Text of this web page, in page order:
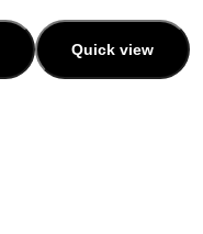
Quick view